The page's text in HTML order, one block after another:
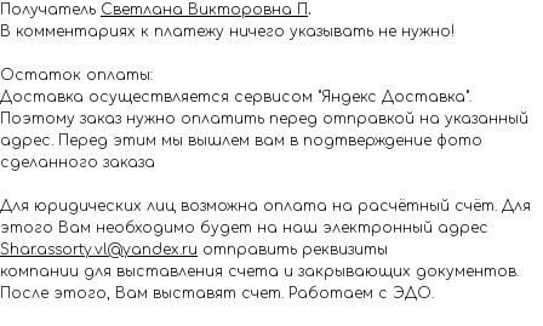
Получатель Светлана Викторовна П .
В комментариях к платежу ничего указывать не нужно!
Остаток оплаты:
Доставка осуществляется сервисом "Яндекс Доставка".
Поэтому заказ нужно оплатить перед отправкой на указанный
адрес. Перед этим мы вышлем вам в подтверждение фото
сделанного заказа
Для юридических лиц возможна оплата на расчётный счёт. Для
этого Вам необходимо будет на наш электронный адрес
Shar.assorty.vl@yandex.ru отправить реквизиты
компании для выставления счета и закрывающих документов.
После этого, Вам выставят счет. Работаем с ЭДО.